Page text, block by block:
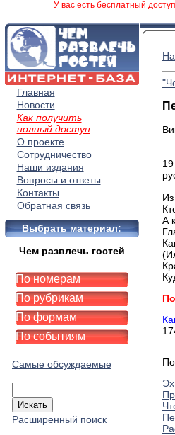
У вас есть бесплатный
Главная
Новости
Как получить
полный доступ
О проекте
Сотрудничество
Наши издания
Вопросы и ответы
Контакты
Обратная связь
Выбрать материал:
Чем развлечь гостей
По номерам
По рубрикам
По формам
По событиям
Самые обсуждаемые
Расширенный поиск
А